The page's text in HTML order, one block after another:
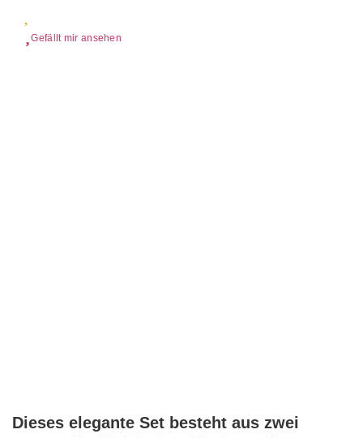
Gefällt mir ansehen
Dieses elegante Set besteht aus zwei